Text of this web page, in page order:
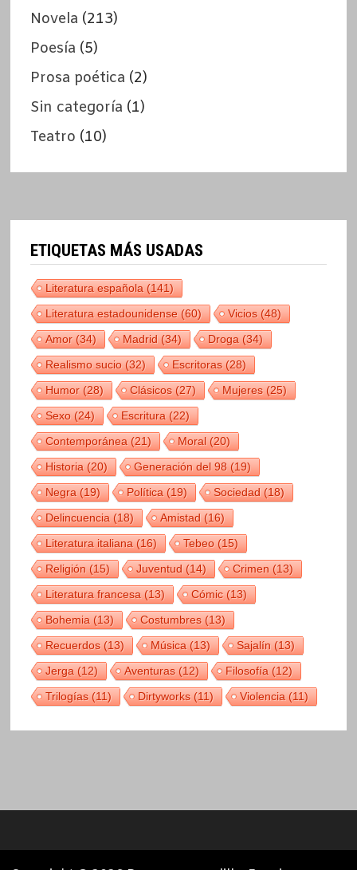
Novela (213)
Poesía (5)
Prosa poética (2)
Sin categoría (1)
Teatro (10)
ETIQUETAS MÁS USADAS
Literatura española(141)
Literatura estadounidense(60) Vicios(48)
Amor(34) Madrid(34) Droga(34)
Realismo sucio(32) Escritoras(28)
Humor(28) Clásicos(27) Mujeres(25)
Sexo(24) Escritura(22)
Contemporánea(21) Moral(20)
Historia(20) Generación del 98(19)
Negra(19) Política(19) Sociedad(18)
Delincuencia(18) Amistad(16)
Literatura italiana(16) Tebeo(15)
Religión(15) Juventud(14) Crimen(13)
Literatura francesa(13) Cómic(13)
Bohemia(13) Costumbres(13)
Recuerdos(13) Música(13) Sajalín(13)
Jerga(12) Aventuras(12) Filosofía(12)
Trilogías(11) Dirtyworks(11) Violencia(11)